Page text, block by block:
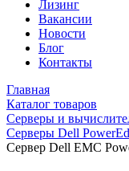
Лизинг
Вакансии
Новости
Блог
Контакты
Главная
Каталог товаров
Серверы и
Серверы Dell
Сервер Dell EMC